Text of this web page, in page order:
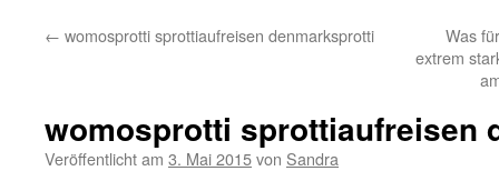
← womosprotti sprottiaufreisen denmarksprotti
Was
extrem
womosprotti sprottiaufreisen
Veröffentlicht am 3. Mai 2015von Sandra